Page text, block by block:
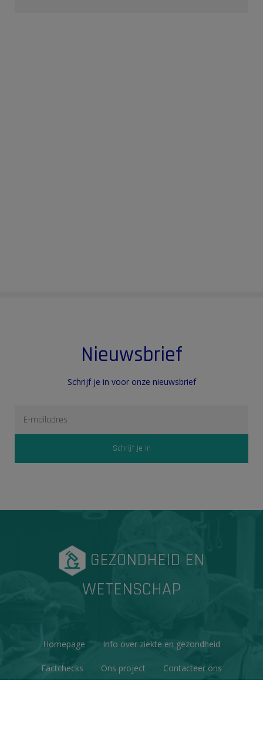
Nieuwsbrief
Schrijf je in voor onze nieuwsbrief
GEZONDHEID EN
WETENSCHAP
Homepage Info over ziekte en gezondheid
Factchecks Ons project Contacteer ons